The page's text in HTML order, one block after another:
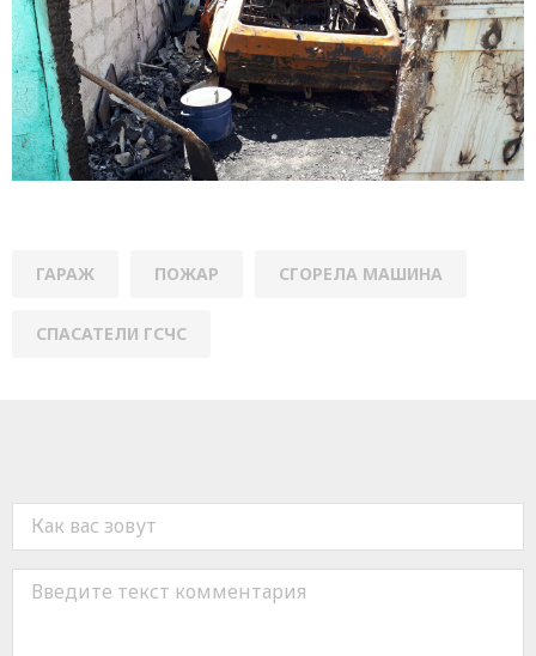
ГАРАЖ ПОЖАР СГОРЕЛА МАШИНА
СПАСАТЕЛИ ГСЧС